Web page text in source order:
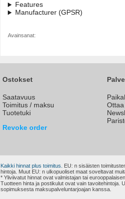
Features
Manufacturer (GPSR)
Avainsanat:
Ostokset
Saatavuus
Toimitus / maksu
Tuotetuki
Revoke order
Kaikki hinnat plus toimitus. EU: n sisäisten
hintoja. Muut EU: n ulkopuoliset maat soveltavat
* Yliviivatut hinnat ovat valmistajan tai
Tuotteen hinta ja postikulut ovat vain tavoitehintoja.
sopimuksesta maksupalveluntarjoajan kanssa.